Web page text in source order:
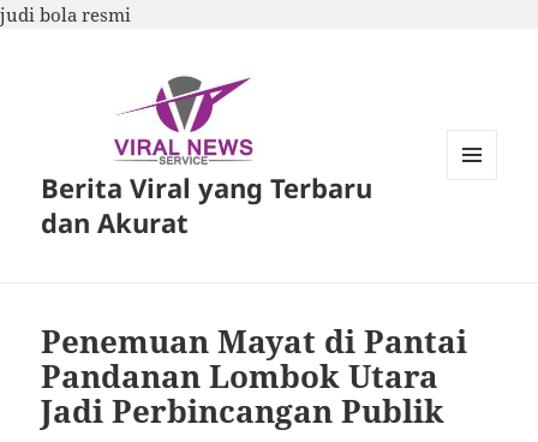
judi bola resmi
Berita Viral yang Terbaru
dan Akurat
Penemuan Mayat di Pantai
Pandanan Lombok Utara
Jadi Perbincangan Publik